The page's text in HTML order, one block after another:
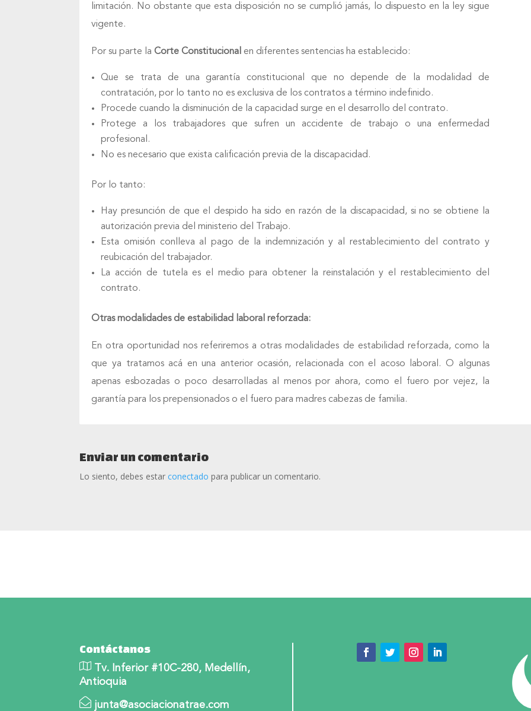
limitación. No obstante que esta disposición no se cumplió jamás, lo dispuesto en la ley sigue
vigente.
Por su parte la Corte Constitucional en diferentes sentencias ha establecido:
Que se trata de una garantía constitucional que no depende de la modalidad de
contratación, por lo tanto no es exclusiva de los contratos a término indefinido.
Procede cuando la disminución de la capacidad surge en el desarrollo del contrato.
Protege a los trabajadores que sufren un accidente de trabajo o una enfermedad
profesional.
No es necesario que exista calificación previa de la discapacidad.
Por lo tanto:
Hay presunción de que el despido ha sido en razón de la discapacidad, si no se obtiene la
autorización previa del ministerio del Trabajo.
Esta omisión conlleva al pago de la indemnización y al restablecimiento del contrato y
reubicación del trabajador.
La acción de tutela es el medio para obtener la reinstalación y el restablecimiento del
contrato.
Otras modalidades de estabilidad laboral reforzada:
En otra oportunidad nos referiremos a otras modalidades de estabilidad reforzada, como la
que ya tratamos acá en una anterior ocasión, relacionada con el acoso laboral. O algunas
apenas esbozadas o poco desarrolladas al menos por ahora, como el fuero por vejez, la
garantía para los prepensionados o el fuero para madres cabezas de familia.
Enviar un comentario
Lo siento, debes estarconectado para publicar un comentario.
Contáctanos
Tv. Inferior #10C-280, Medellín,
Antioquia
junta@asociacionatrae.com